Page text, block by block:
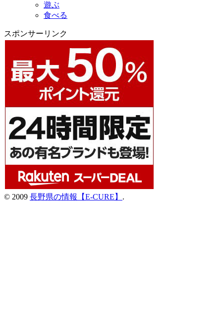
遊ぶ
食べる
スポンサーリンク
© 2009 長野県の情報【E-CURE】 .